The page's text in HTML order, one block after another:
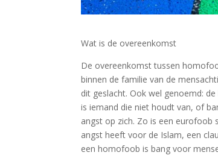
Wat is de overeenkomst
De overeenkomst tussen
binnen de familie van de
dit geslacht. Ook wel genoemd:
is iemand die niet houdt van, of
angst op zich. Zo is een eurofoob
angst heeft voor de Islam, een
een homofoob is bang voor